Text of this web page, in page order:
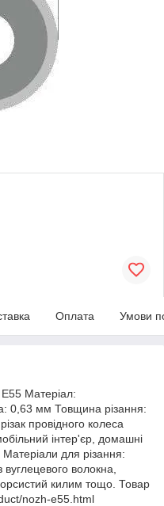
Оплата Умови
Матеріал:
0,63 мм Товщина різання:
провідного колеса
інтер'єр, домашні
Матеріали для різання:
вуглецевого волокна,
килим тощо. Товар
nozh-e55.html